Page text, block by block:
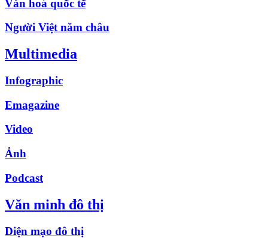
Văn hoá quốc tế
Người Việt năm châu
Multimedia
Infographic
Emagazine
Video
Ảnh
Podcast
Văn minh đô thị
Diện mạo đô thị